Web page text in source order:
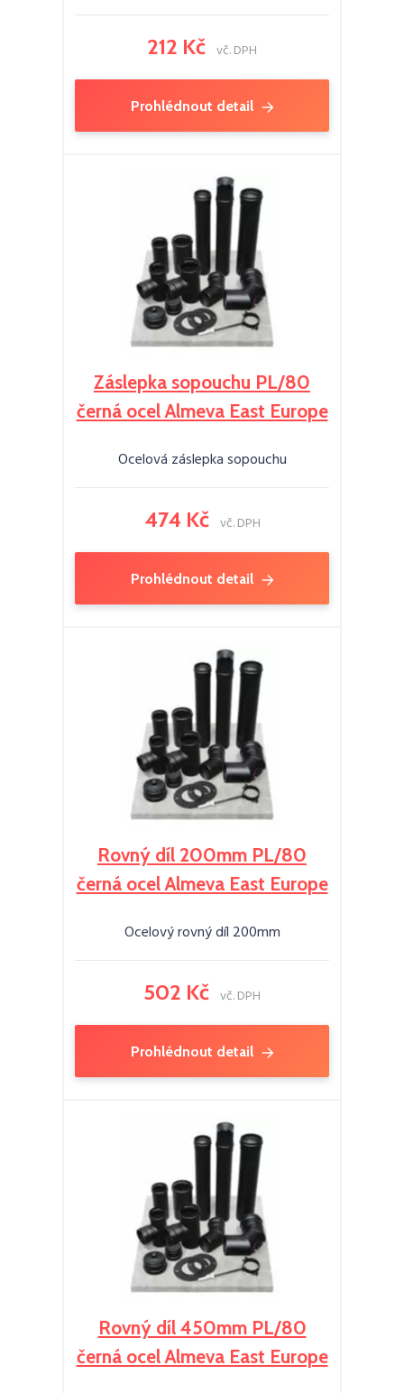
212 Kč vč. DPH
Prohlédnout detail
Záslepka sopouchu PL/80
černá ocel Almeva East Europe
Ocelová záslepka sopouchu
474 Kč vč. DPH
Prohlédnout detail
Rovný díl 200mm PL/80
černá ocel Almeva East Europe
Ocelový rovný díl 200mm
502 Kč vč. DPH
Prohlédnout detail
Rovný díl 450mm PL/80
černá ocel Almeva East Europe